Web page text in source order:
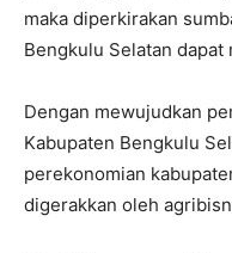
maka diperkirakan
Bengkulu Selatan dapat
Dengan mewujudkan
Kabupaten Bengkulu
perekonomian
digerakkan oleh